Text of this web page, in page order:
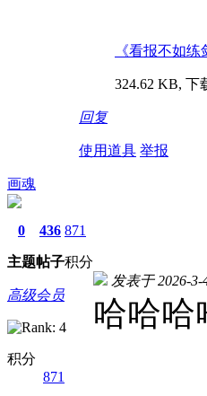
《看报不如
324.62 KB, 下
回复
使用道具 举报
画魂
0
主题
436
帖子
871
积分
高级会员
积分
871
发表于 2026-3-
哈哈哈